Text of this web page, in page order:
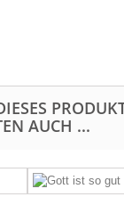
AUCH ...